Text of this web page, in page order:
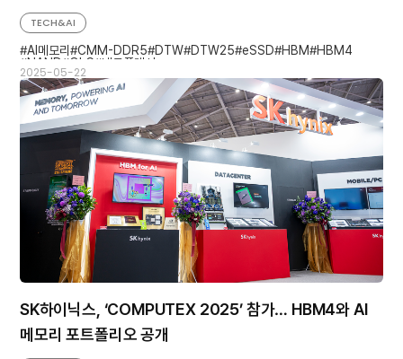
2025-05-22
TECH&AI
AI메모리
CMM-DDR5 DTW DTW25 eSSD HBM
HBM4
NAND
QLC 낸드플래시
SK하이닉스, ‘COMPUTEX 2025’ 참가… HBM4와 AI
메모리 포트폴리오 공개